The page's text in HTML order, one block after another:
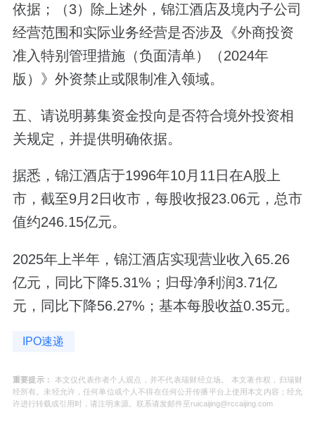
依据；（3）除上述外，锦江酒店及境内子公司
经营范围和实际业务经营是否涉及《外商投资
准入特别管理措施（负面清单）（2024年
版）》外资禁止或限制准入领域。
五、请说明募集资金投向是否符合境外投资相
关规定，并提供明确依据。
据悉，锦江酒店于1996年10月11日在A股上
市，截至9月2日收市，每股收报23.06元，总市
值约246.15亿元。
2025年上半年，锦江酒店实现营业收入65.26
亿元，同比下降5.31%；归母净利润3.71亿
元，同比下降56.27%；基本每股收益0.35元。
IPO速递
重要提示：
本文仅代表作者个人观点，并不代表瑞财经立场。 本文著作权，归瑞财
经所有。未经允许，任何单位或个人不得在任何公开传播平台上使用本文内容；经允
许进行转载或引用时，请注明来源。联系请发邮件至ruicaijing@rccaijing.com